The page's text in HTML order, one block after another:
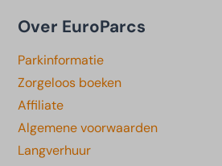
Over EuroParcs
Parkinformatie
Zorgeloos boeken
Affiliate
Algemene voorwaarden
Langverhuur